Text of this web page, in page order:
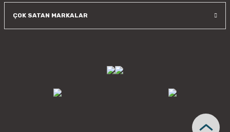
ÇOK SATAN MARKALAR